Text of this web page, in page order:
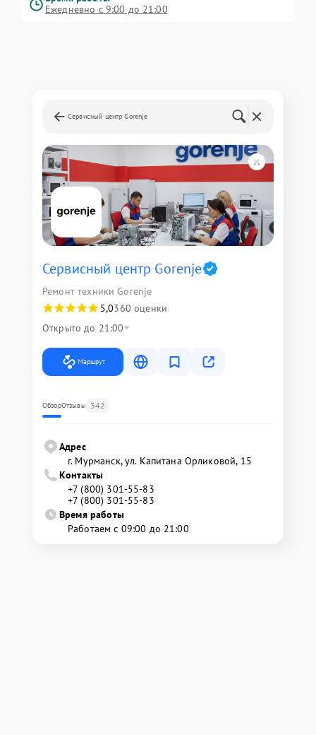
Ежедневно с 9:00 до 21:00
Сервисный центр Gorenje
Сервисный центр Gorenje
Ремонт техники Gorenje
5,0360 оценки
Открыто до 21:00
Маршрут
ОбзорОтзывы 342
Адрес
г. Мурманск, ул. Капитана Орликовой, 15
Контакты
+7 (800) 301-55-83
+7 (800) 301-55-83
Время работы
Работаем с 09:00 до 21:00